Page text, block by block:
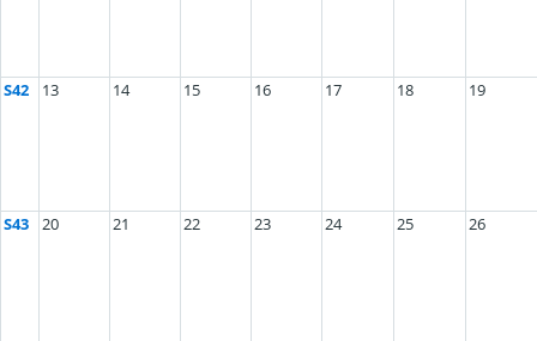
S42 13 14 15 16 17 18 19
S43 20 21 22 23 24 25 26